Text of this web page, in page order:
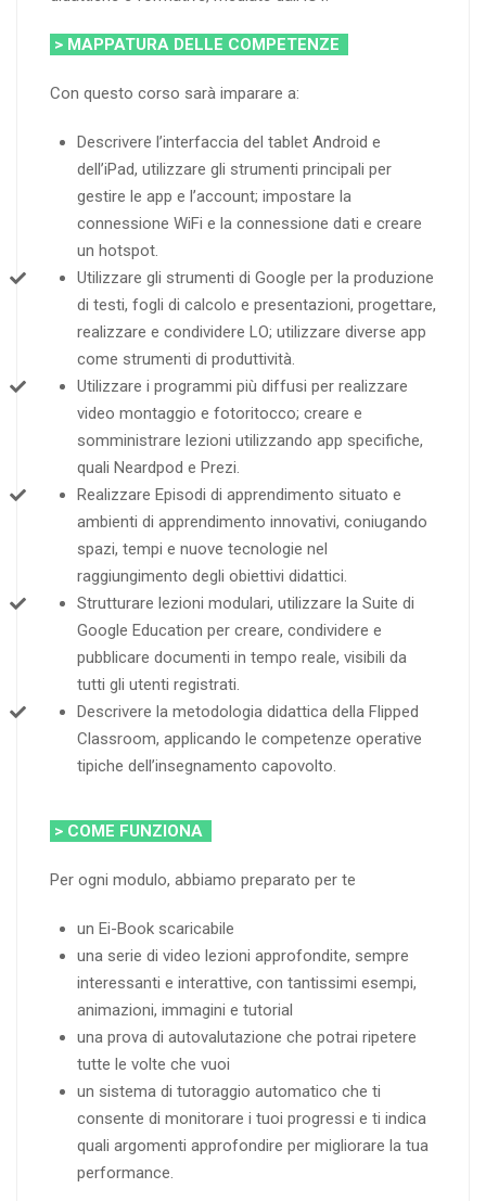
> MAPPATURA DELLE COMPETENZE
Con questo corso sarà imparare a:
Descrivere l’interfaccia del tablet Android e
dell’iPad, utilizzare gli strumenti principali per
gestire le app e l’account; impostare la
connessione WiFi e la connessione dati e creare
un hotspot.
Utilizzare gli strumenti di Google per la produzione
di testi, fogli di calcolo e presentazioni, progettare,
realizzare e condividere LO; utilizzare diverse app
come strumenti di produttività.
Utilizzare i programmi più diffusi per realizzare
video montaggio e fotoritocco; creare e
somministrare lezioni utilizzando app specifiche,
quali Neardpod e Prezi.
Realizzare Episodi di apprendimento situato e
ambienti di apprendimento innovativi, coniugando
spazi, tempi e nuove tecnologie nel
raggiungimento degli obiettivi didattici.
Strutturare lezioni modulari, utilizzare la Suite di
Google Education per creare, condividere e
pubblicare documenti in tempo reale, visibili da
tutti gli utenti registrati.
Descrivere la metodologia didattica della Flipped
Classroom, applicando le competenze operative
tipiche dell’insegnamento capovolto.
> COME FUNZIONA
Per ogni modulo, abbiamo preparato per te
un Ei-Book scaricabile
una serie di video lezioni approfondite, sempre
interessanti e interattive, con tantissimi esempi,
animazioni, immagini e tutorial
una prova di autovalutazione che potrai ripetere
tutte le volte che vuoi
un sistema di tutoraggio automatico che ti
consente di monitorare i tuoi progressi e ti indica
quali argomenti approfondire per migliorare la tua
performance.